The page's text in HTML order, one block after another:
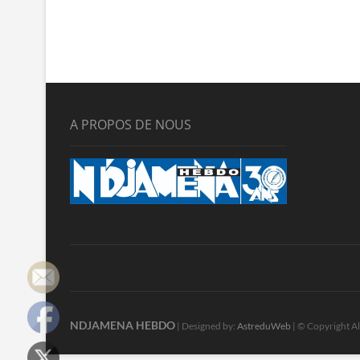
A PROPOS DE NOUS
NDJAMENA HEBDO | Designed by: AstreduWeb | © Copyright